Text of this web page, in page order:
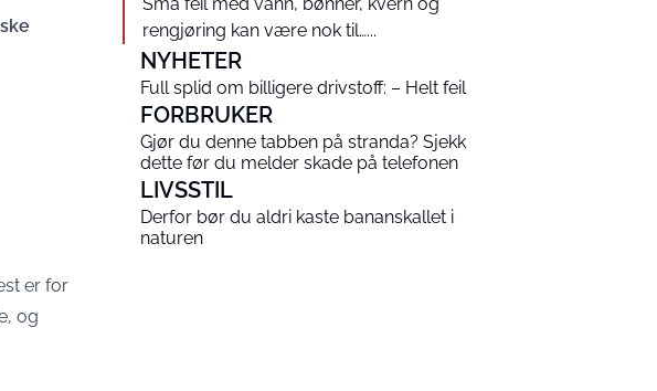
er for
og
rengjøring kan være nok til…...
NYHETER
Full splid om billigere drivstoff: – Helt feil
FORBRUKER
Gjør du denne tabben på stranda? Sjekk
dette før du melder skade på telefonen
LIVSSTIL
Derfor bør du aldri kaste bananskallet i
naturen